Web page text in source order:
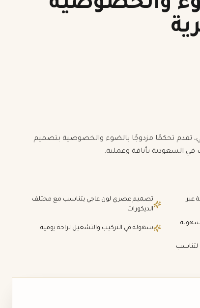
6077 بلونها العاجي، تقدم تحكمًا مزدوجًا بالضوء والخصوصية بتصميم
السعودية بأناقة وعملية.
عبر
تصميم عصري لون عاجي يتناسب مع مختلف
الديكورات
سهولة في التركيب والتشغيل لراحة يومية
لتناسب